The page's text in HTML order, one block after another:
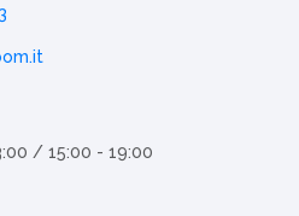
/ 15:00 - 19:00